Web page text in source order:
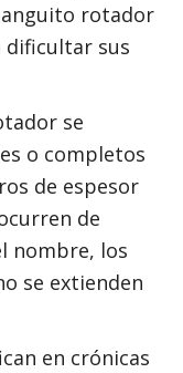
rotador
dificultar sus
se
o completos
de espesor
de
nombre, los
se extienden
en crónicas